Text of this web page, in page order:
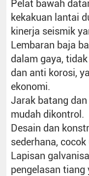
Pelat bawah
kekakuan lantai
kinerja seismik
Lembaran baja
dalam gaya,
dan anti korosi,
ekonomi.
Jarak batang
mudah dikontrol.
Desain dan
sederhana,
Lapisan
pengelasan